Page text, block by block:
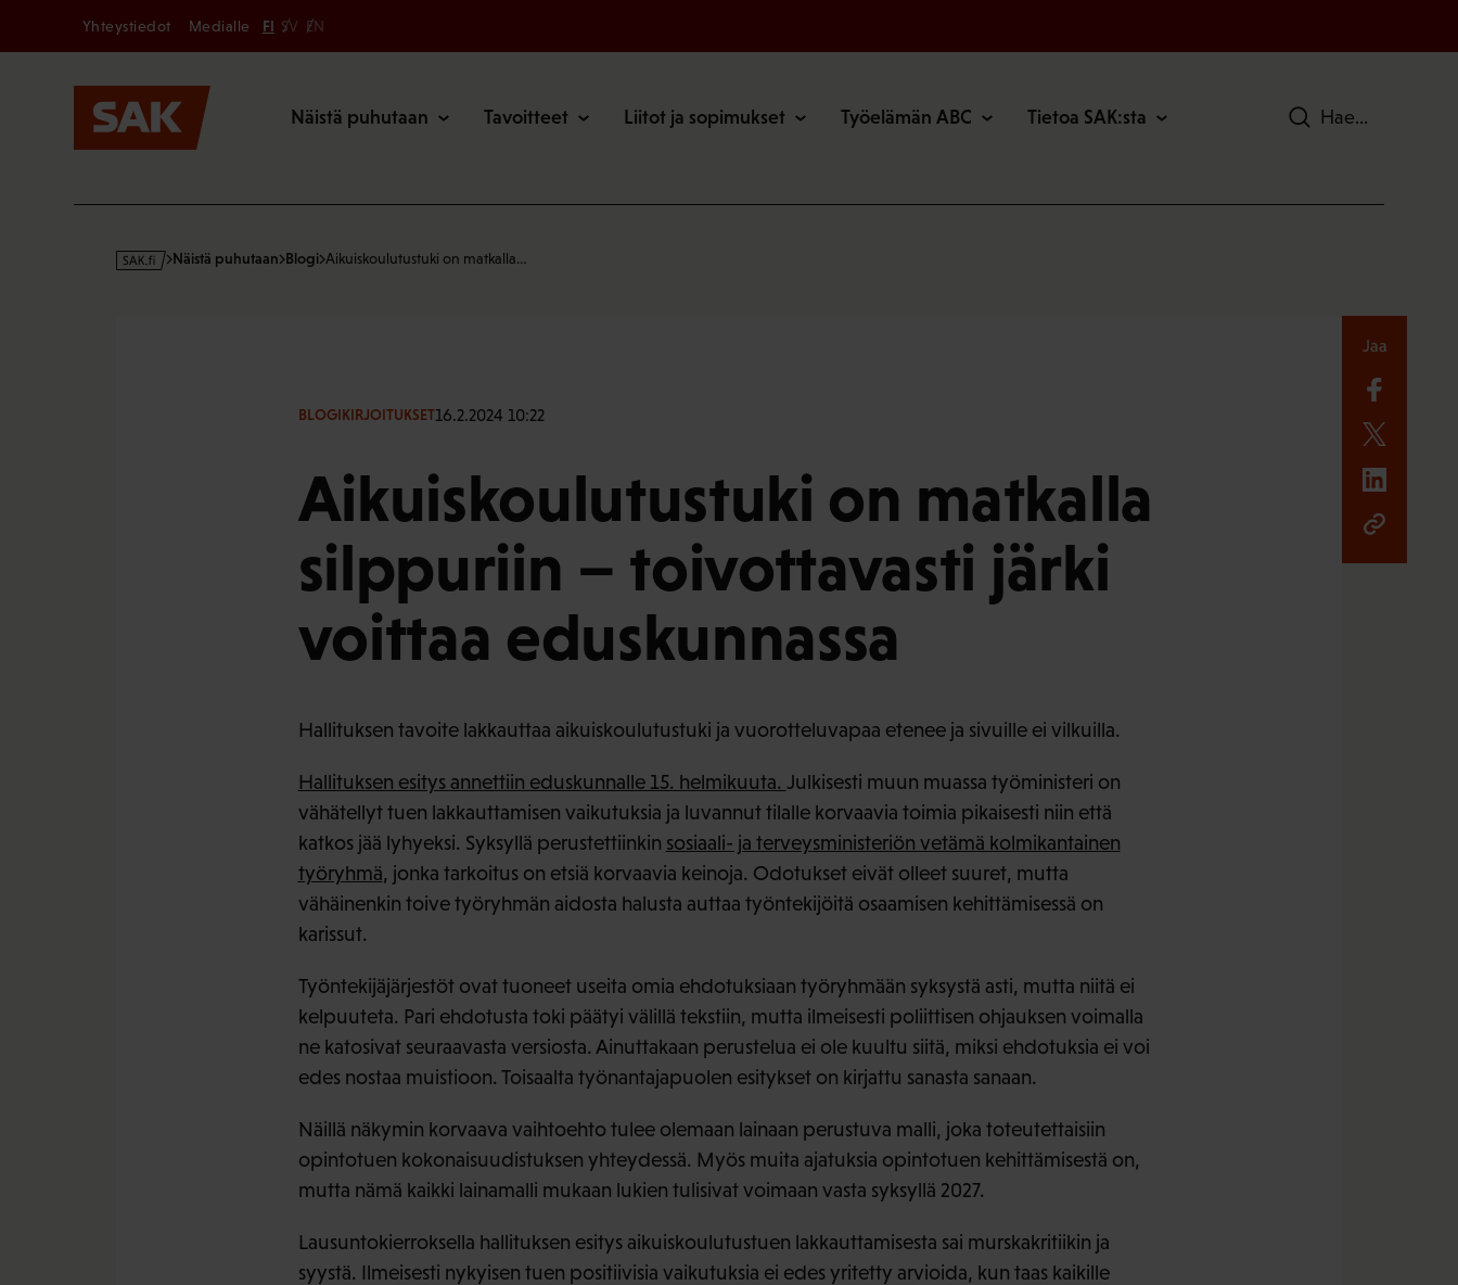
Secondary
Yhteystiedot Medialle FI SV EN
Näistä puhutaan Tavoitteet Liitot ja sopimukset Työelämän ABC Tietoa SAK:sta Hae
s
Näistä puhutaan Blogi Aikuiskoulutustuki on matkalla…
BLOGIKIRJOITUKSET16.2.2024 10:22
Aikuiskoulutustuki on matkalla
silppuriin – toivottavasti järki
voittaa eduskunnassa
Hallituksen tavoite lakkauttaa aikuiskoulutustuki ja vuorotteluvapaa etenee ja sivuille ei vilkuilla.
Hallituksen esitys annettiin eduskunnalle 15. helmikuuta. Julkisesti muun muassa työministeri on
vähätellyt tuen lakkauttamisen vaikutuksia ja luvannut tilalle korvaavia toimia pikaisesti niin että
katkos jää lyhyeksi. Syksyllä perustettiinkin sosiaali- ja terveysministeriön vetämä kolmikantainen
työryhmä, jonka tarkoitus on etsiä korvaavia keinoja. Odotukset eivät olleet suuret, mutta
vähäinenkin toive työryhmän aidosta halusta auttaa työntekijöitä osaamisen kehittämisessä on
karissut.
Työntekijäjärjestöt ovat tuoneet useita omia ehdotuksiaan työryhmään syksystä asti, mutta niitä ei
kelpuuteta. Pari ehdotusta toki päätyi välillä tekstiin, mutta ilmeisesti poliittisen ohjauksen voimalla
ne katosivat seuraavasta versiosta. Ainuttakaan perustelua ei ole kuultu siitä, miksi ehdotuksia ei voi
edes nostaa muistioon. Toisaalta työnantajapuolen esitykset on kirjattu sanasta sanaan.
Näillä näkymin korvaava vaihtoehto tulee olemaan lainaan perustuva malli, joka toteutettaisiin
opintotuen kokonaisuudistuksen yhteydessä. Myös muita ajatuksia opintotuen kehittämisestä on,
mutta nämä kaikki lainamalli mukaan lukien tulisivat voimaan vasta syksyllä 2027.
Lausuntokierroksella hallituksen esitys aikuiskoulutustuen lakkauttamisesta sai murskakritiikin ja
syystä. Ilmeisesti nykyisen tuen positiivisia vaikutuksia ei edes yritetty arvioida, kun taas kaikille
Jaa